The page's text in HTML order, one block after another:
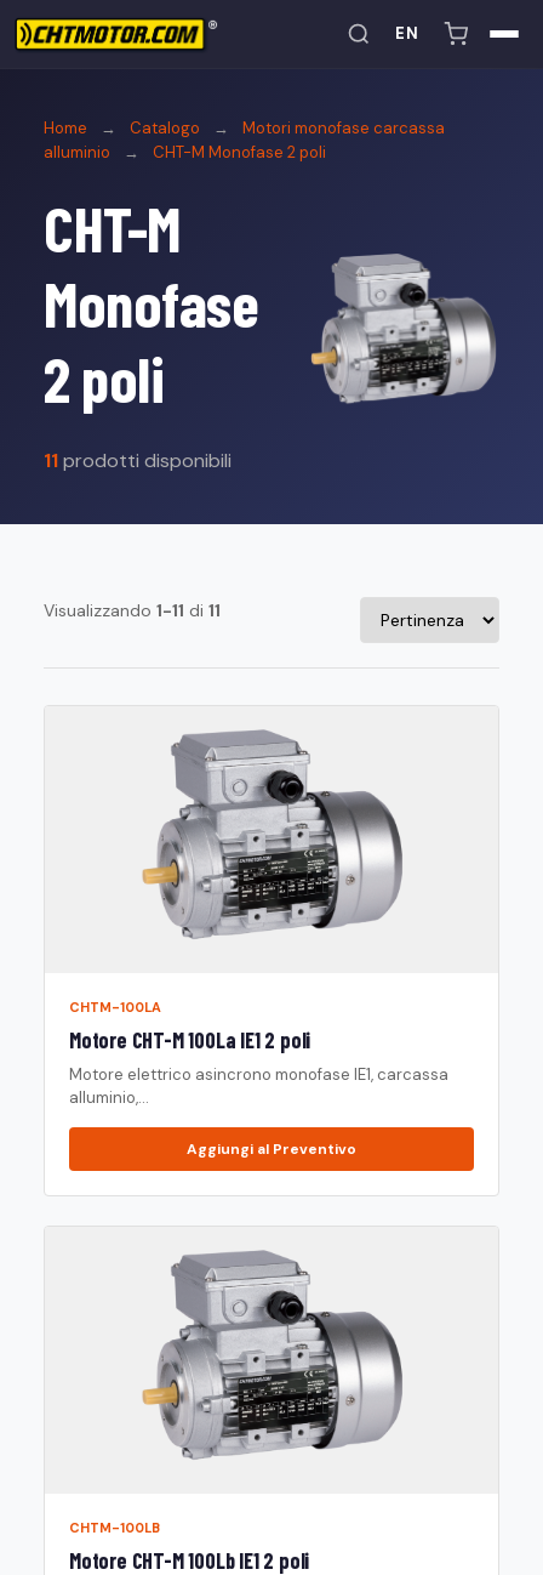
EN
Home → Catalogo →
Motori monofase carcassa
alluminio
→ CHT-M Monofase 2 poli
CHT-M
Monofase
2 poli
11prodotti disponibili
Visualizzando 1-11 di 11
CHTM-100LA
Motore CHT-M 100La IE1 2 poli
Motore elettrico asincrono monofase IE1, carcassa
alluminio,...
Aggiungi al Preventivo
CHTM-100LB
Motore CHT-M 100Lb IE1 2 poli